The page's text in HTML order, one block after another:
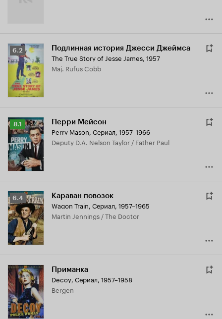
Рейтинг
Кинопоиска
6.2
6.2 Подлинная история Джесси Джеймса
The True Story of Jesse James, 1957
Maj. Rufus Cobb
Рейтинг
Кинопоиска
8.1
8.1 Перри Мейсон
Perry Mason, Сериал, 1957–1966
Deputy D.A. Nelson Taylor / Father Paul
Рейтинг
Кинопоиска
6.4
6.4 Караван повозок
Wagon Train, Сериал, 1957–1965
Martin Jennings / The Doctor
Приманка
Decoy, Сериал, 1957–1958
Bergen